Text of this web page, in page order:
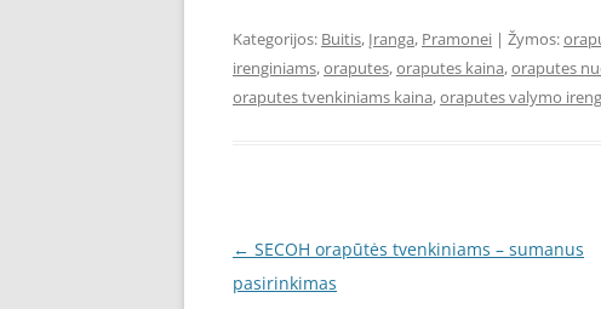
Kategorijos: Buitis, Įranga, Pramonei | Žymos:
irenginiams,oraputes,oraputes kaina,oraputes
oraputes tvenkiniams kaina,oraputes valymo
Įrašo
navigacija
← SECOH orapūtės tvenkiniams – sumanus
pasirinkimas